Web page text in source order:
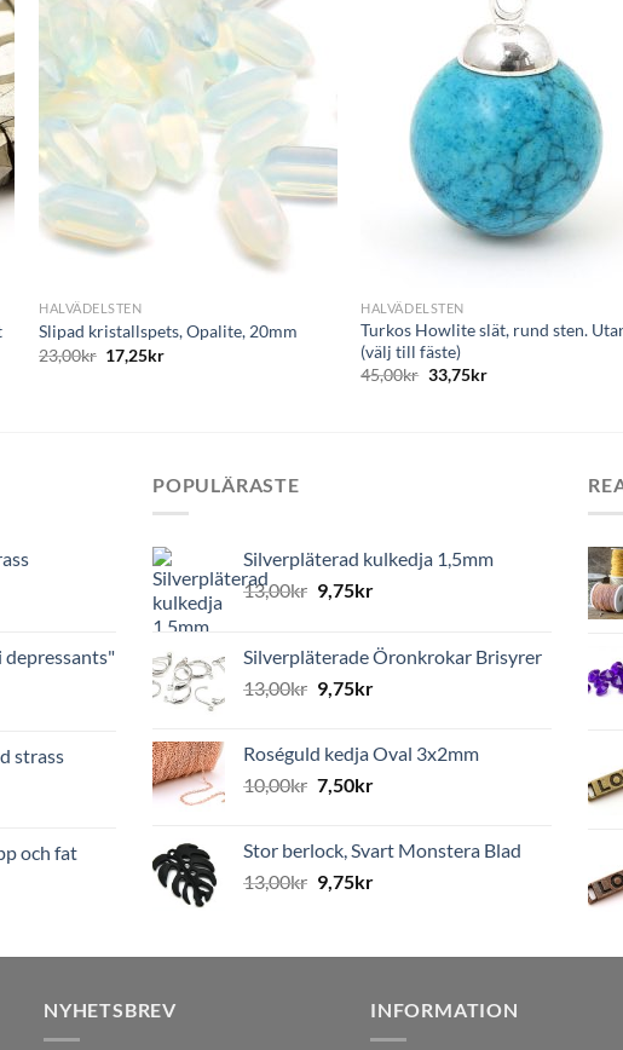
HALVÄDELSTEN
Slipad kristallspets, Opalite, 20mm
23,00kr 17,25kr
HALVÄDELSTEN
Turkos Howlite slät, rund sten.
(välj till fäste)
45,00kr 33,75kr
depressants"
strass
och fat
POPULÄRASTE
Silverpläterad kulkedja 1,5mm
13,00kr 9,75kr
Silverpläterade Öronkrokar Brisyrer
13,00kr 9,75kr
Roséguld kedja Oval 3x2mm
10,00kr 7,50kr
Stor berlock, Svart Monstera Blad
13,00kr 9,75kr
NYHETSBREV INFORMATION